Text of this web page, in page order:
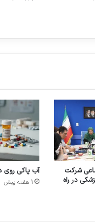
شرکت
در راه
آب پاکی روی
1 هفته پیش